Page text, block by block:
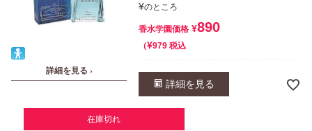
詳細を見る ›
¥のところ
香水学園価格 ¥890
¥979 税込
詳細を見る
在庫切れ